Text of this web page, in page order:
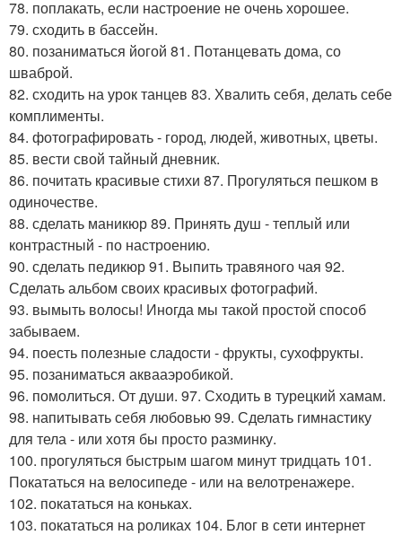
78. поплакать, если настроение не очень хорошее.
79. сходить в бассейн.
80. позаниматься йогой 81. Потанцевать дома, со
шваброй.
82. сходить на урок танцев 83. Хвалить себя, делать себе
комплименты.
84. фотографировать - город, людей, животных, цветы.
85. вести свой тайный дневник.
86. почитать красивые стихи 87. Прогуляться пешком в
одиночестве.
88. сделать маникюр 89. Принять душ - теплый или
контрастный - по настроению.
90. сделать педикюр 91. Выпить травяного чая 92.
Сделать альбом своих красивых фотографий.
93. вымыть волосы! Иногда мы такой простой способ
забываем.
94. поесть полезные сладости - фрукты, сухофрукты.
95. позаниматься аквааэробикой.
96. помолиться. От души. 97. Сходить в турецкий хамам.
98. напитывать себя любовью 99. Сделать гимнастику
для тела - или хотя бы просто разминку.
100. прогуляться быстрым шагом минут тридцать 101.
Покататься на велосипеде - или на велотренажере.
102. покататься на коньках.
103. покататься на роликах 104. Блог в сети интернет